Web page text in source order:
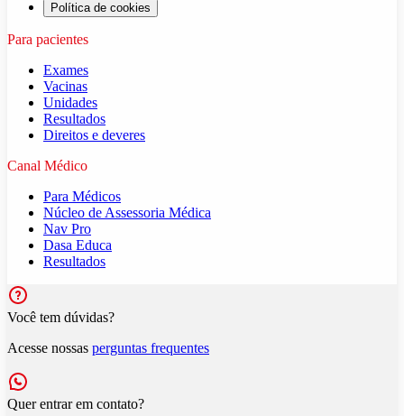
Política de cookies
Para pacientes
Exames
Vacinas
Unidades
Resultados
Direitos e deveres
Canal Médico
Para Médicos
Núcleo de Assessoria Médica
Nav Pro
Dasa Educa
Resultados
Você tem dúvidas?
Acesse nossas perguntas frequentes
Quer entrar em contato?